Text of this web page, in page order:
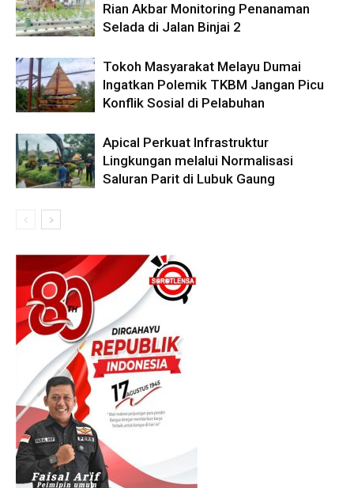
Rian Akbar Monitoring Penanaman
Selada di Jalan Binjai 2
Tokoh Masyarakat Melayu Dumai
Ingatkan Polemik TKBM Jangan Picu
Konflik Sosial di Pelabuhan
Apical Perkuat Infrastruktur
Lingkungan melalui Normalisasi
Saluran Parit di Lubuk Gaung